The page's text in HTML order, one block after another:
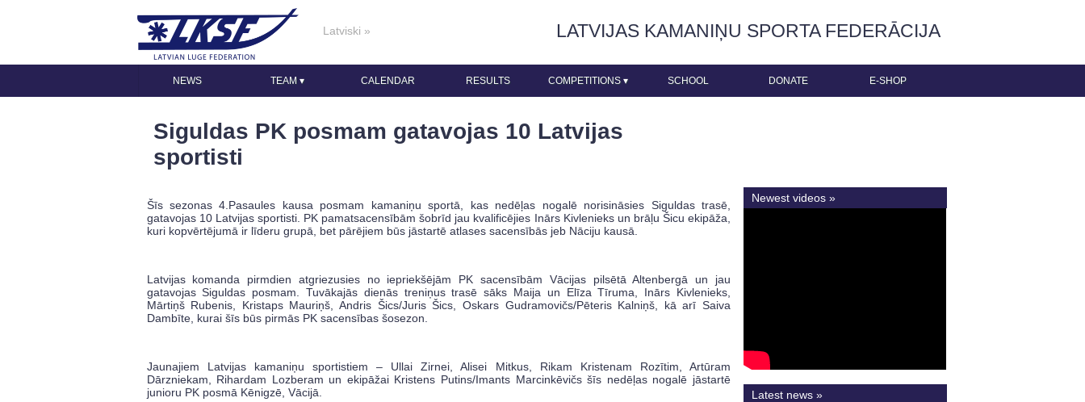
Latviski » LATVIJAS KAMANIŅU SPORTA FEDERĀCIJA
NEWS TEAM ▾ CALENDAR RESULTS COMPETITIONS ▾ SCHOOL DONATE E-SHOP
Siguldas PK posmam gatavojas 10 Latvijas
sportisti
Šīs sezonas 4.Pasaules kausa posmam kamaniņu sportā, kas nedēļas nogalē norisināsies Siguldas trasē,
gatavojas 10 Latvijas sportisti. PK pamatsacensībām šobrīd jau kvalificējies Inārs Kivlenieks un brāļu Šicu ekipāža,
kuri kopvērtējumā ir līderu grupā, bet pārējiem būs jāstartē atlases sacensībās jeb Nāciju kausā.
Latvijas komanda pirmdien atgriezusies no iepriekšējām PK sacensībām Vācijas pilsētā Altenbergā un jau
gatavojas Siguldas posmam. Tuvākajās dienās treniņus trasē sāks Maija un Elīza Tīruma, Inārs Kivlenieks,
Mārtiņš Rubenis, Kristaps Mauriņš, Andris Šics/Juris Šics, Oskars Gudramovičs/Pēteris Kalniņš, kā arī Saiva
Dambīte, kurai šīs būs pirmās PK sacensības šosezon.
Jaunajiem Latvijas kamaniņu sportistiem – Ullai Zirnei, Alisei Mitkus, Rikam Kristenam Rozītim, Artūram
Dārzniekam, Rihardam Lozberam un ekipāžai Kristens Putins/Imants Marcinkēvičs šīs nedēļas nogalē jāstartē
junioru PK posmā Kēnigzē, Vācijā.
Newest videos »
Latest news »